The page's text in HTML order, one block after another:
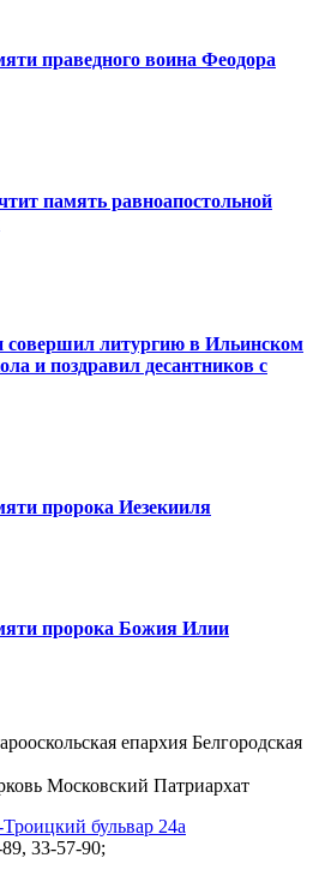
праведного воина Феодора
память равноапостольной
литургию в Ильинском
и поздравил десантников с
пророка Иезекииля
пророка Божия Илии
епархия Белгородская
Московский Патриархат
бульвар 24а
33-57-90;